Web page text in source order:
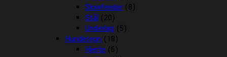
Slowfeeder (8)
Stål (20)
Underlag (5)
Hundetegn (18)
Hjerte (6)